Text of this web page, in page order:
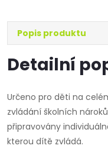
Popis produktu
Detailní
Určeno pro děti na
zvládání školních
připravovány
kterou dítě zvládá.